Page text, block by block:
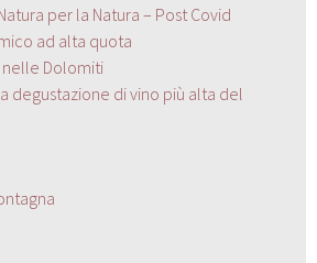
per la Natura – Post Covid
ad alta quota
nelle Dolomiti
degustazione di vino più alta del